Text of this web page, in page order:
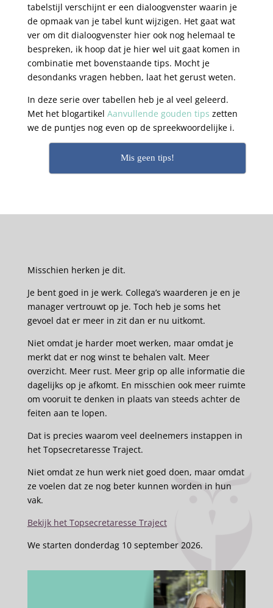
tabelstijl verschijnt er een dialoogvenster waarin je
de opmaak van je tabel kunt wijzigen. Het gaat wat
ver om dit dialoogvenster hier ook nog helemaal te
bespreken, ik hoop dat je hier wel uit gaat komen in
combinatie met bovenstaande tips. Mocht je
desondanks vragen hebben, laat het gerust weten.
In deze serie over tabellen heb je al veel geleerd.
Met het blogartikel Aanvullende gouden tips zetten
we de puntjes nog even op de spreekwoordelijke i.
Mis geen tips!
Misschien herken je dit.
Je bent goed in je werk. Collega’s waarderen je en je
manager vertrouwt op je. Toch heb je soms het
gevoel dat er meer in zit dan er nu uitkomt.
Niet omdat je harder moet werken, maar omdat je
merkt dat er nog winst te behalen valt. Meer
overzicht. Meer rust. Meer grip op alle informatie die
dagelijks op je afkomt. En misschien ook meer ruimte
om vooruit te denken in plaats van steeds achter de
feiten aan te lopen.
Dat is precies waarom veel deelnemers instappen in
het Topsecretaresse Traject.
Niet omdat ze hun werk niet goed doen, maar omdat
ze voelen dat ze nog beter kunnen worden in hun
vak.
Bekijk het Topsecretaresse Traject
We starten donderdag 10 september 2026.